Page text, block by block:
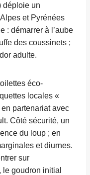
déploie un
et Pyrénées
: démarrer à l’aube
des coussinets ;
adulte.
éco-
locales «
partenariat avec
Côté sécurité, un
du loup ; en
et diurnes.
sur
le goudron initial